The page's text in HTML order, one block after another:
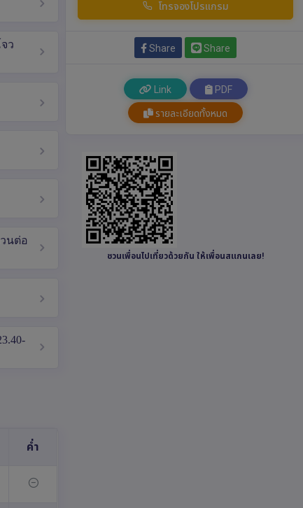
ว
นต่อ
ค่ำ
โทรจองโปรแกรม
Share Share
Link PDF
รายละเอียดทั้งหมด
ชวนเพื่อนไปเที่ยวด้วยกัน ให้เพื่อนสแกนเลย!